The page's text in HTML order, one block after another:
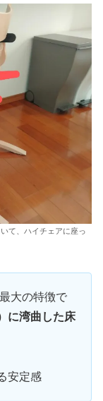
て、ハイチェアに座っ
大の特徴で
に湾曲した床
安定感